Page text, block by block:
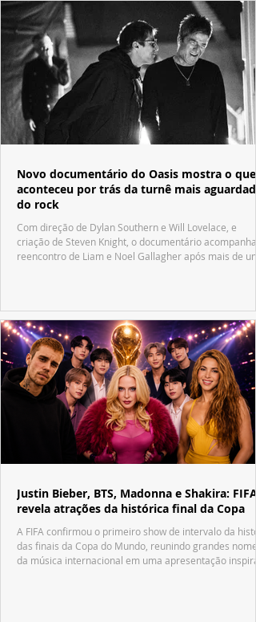
Novo documentário do Oasis mostra o que
aconteceu por trás da turnê mais aguardada
do rock
Com direção de Dylan Southern e Will Lovelace, e
criação de Steven Knight, o documentário acompanha
reencontro de Liam e Noel Gallagher após mais de
Justin Bieber, BTS, Madonna e Shakira: FIFA
revela atrações da histórica final da Copa
A FIFA confirmou o primeiro show de intervalo da
das finais da Copa do Mundo, reunindo grandes nomes
da música internacional em uma apresentação